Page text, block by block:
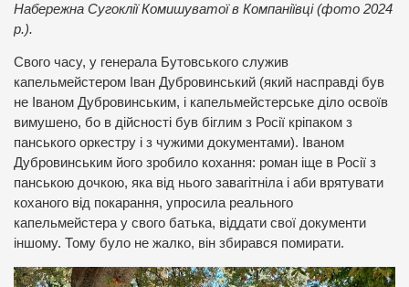
Набережна Сугоклії Комишуватої в Компаніївці (фото 2024
р.).
Свого часу, у генерала Бутовського служив
капельмейстером Іван Дубровинський (який насправді був
не Іваном Дубровинським, і капельмейстерське діло освоїв
вимушено, бо в дійсності був біглим з Росії кріпаком з
панського оркестру і з чужими документами). Іваном
Дубровинським його зробило кохання: роман іще в Росії з
панською дочкою, яка від нього завагітніла і аби врятувати
коханого від покарання, упросила реального
капельмейстера у свого батька, віддати свої документи
іншому. Тому було не жалко, він збирався помирати.